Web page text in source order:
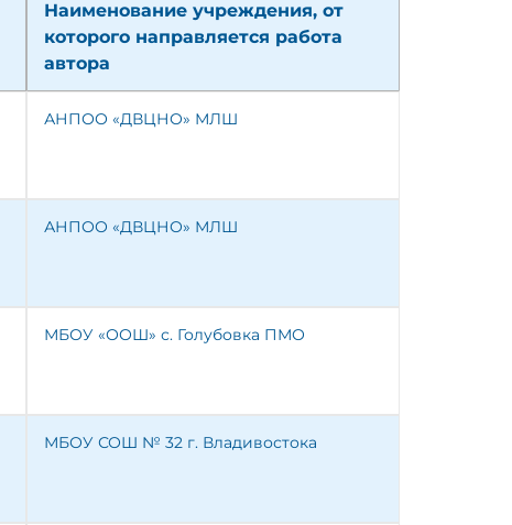
Наименование учреждения, от
которого направляется работа
автора
АНПОО «ДВЦНО» МЛШ
АНПОО «ДВЦНО» МЛШ
МБОУ «ООШ» с. Голубовка ПМО
МБОУ СОШ № 32 г. Владивостока